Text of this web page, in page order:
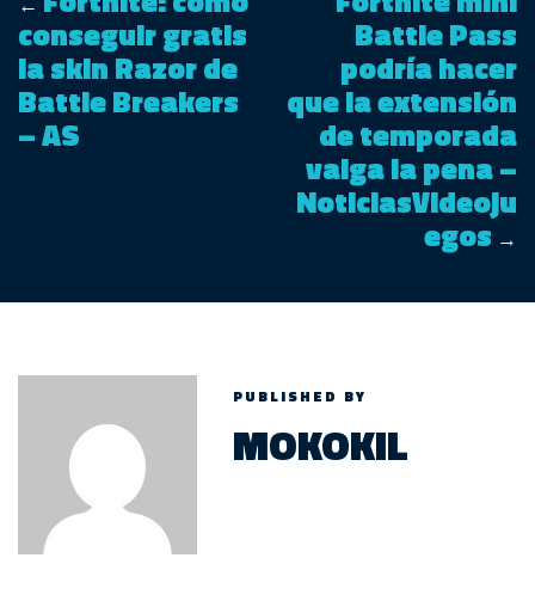
conseguir gratis
la skin Razor de
Battle Breakers
– AS
Battle Pass
podría hacer
que la extensión
de temporada
valga la pena –
NoticiasVideoju
egos →
PUBLISHED BY
MOKOKIL